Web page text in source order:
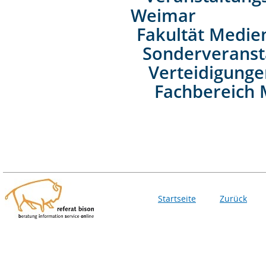
Weimar
Fakultät
Startseite Zurück